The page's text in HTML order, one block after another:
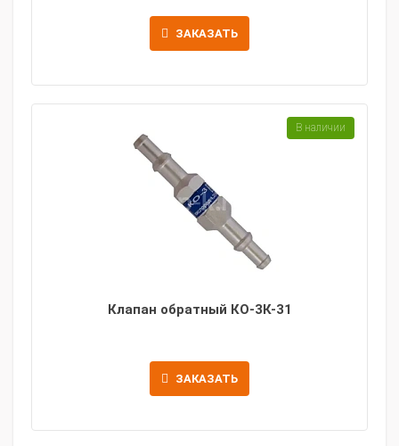
ЗАКАЗАТЬ
Клапан обратный КО-3К-31
ЗАКАЗАТЬ
В наличии